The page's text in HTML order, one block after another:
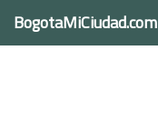
BogotaMiCiudad.com